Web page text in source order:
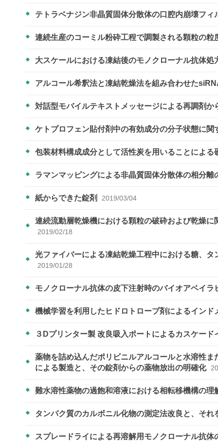
テトラベナジン非晶質固体分散体の口腔内崩壊フィ
連続生産のコーミル粉砕工程で調製される顆粒の
大スケールにおける凍結後のモノクローナル抗体
アルコール希釈法と凍結乾燥法を組み合わせた
対話型モバイルテキストメッセージによる再調剤
ケトプロフェン貼付剤中の有効成分の分子状態に
包装材料構成成分として活性炭を用いることによ
ラマンマッピングによる非晶質固体分散体の相分離
紙からできた錠剤 2019/03/04
連続流動層乾燥機における顆粒の破砕および乾燥
2019/02/18
光ファイバーによる凍結乾燥工程中における糖、
2019/01/28
モノクローナル抗体の皮下注射時のバイオアベイ
機械学習を利用したヒドロトロープ剤によるイン
３Dプリンター製 改良吸入ポートによるカスケー
薬物を詰め込んだポリビニルアルコールと水溶性
による製造と、その錠剤からの薬物放出の明確化
難水溶性薬物の過飽和溶液における相転移機構の理
タンパク質のカルボニル化物の測定法改良と、そ
スプレードライによる再溶解用モノクローナル抗